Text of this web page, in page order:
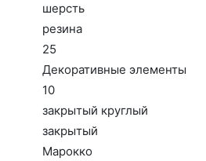
шерсть
ре­зина
25
Де­кора­тив­ные эле­мен­ты
10
зак­ры­тый круг­лый
зак­ры­тый
Ма­рок­ко